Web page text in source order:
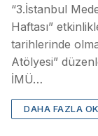
“3.İstanbul
Haftası”
tarihlerinde
Atölyesi”
İMÜ…
DAHA FAZLA